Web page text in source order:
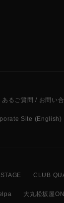
あるご質問 / お問い
Site (English)
CLUB
大丸松坂屋